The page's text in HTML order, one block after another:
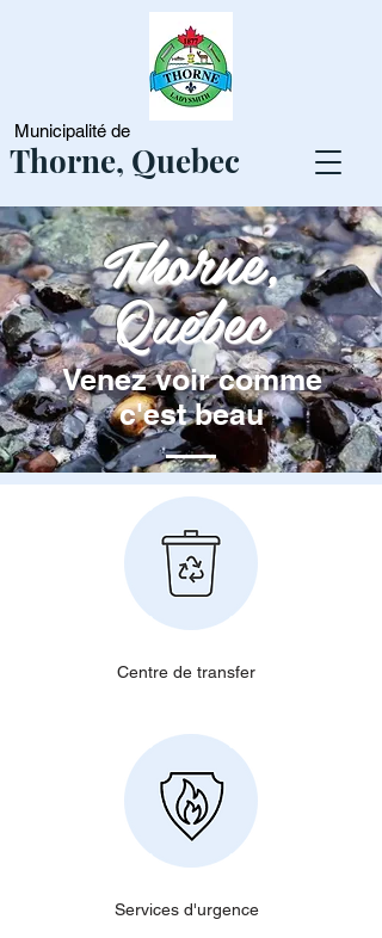
Municipalité de
Thorne, Quebec
Thorne,
Québec
Venez voir comme
c'est beau
Centre de transfer
Services d'urgence